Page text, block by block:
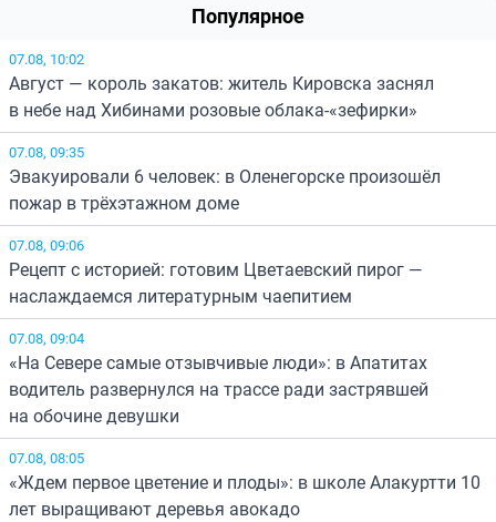
Популярное
07.08, 10:02
Август — король закатов: житель Кировска заснял
в небе над Хибинами розовые облака-«зефирки»
07.08, 09:35
Эвакуировали 6 человек: в Оленегорске произошёл
пожар в трёхэтажном доме
07.08, 09:06
Рецепт с историей: готовим Цветаевский пирог —
наслаждаемся литературным чаепитием
07.08, 09:04
«На Севере самые отзывчивые люди»: в Апатитах
водитель развернулся на трассе ради застрявшей
на обочине девушки
07.08, 08:05
«Ждем первое цветение и плоды»: в школе Алакуртти 10
лет выращивают деревья авокадо